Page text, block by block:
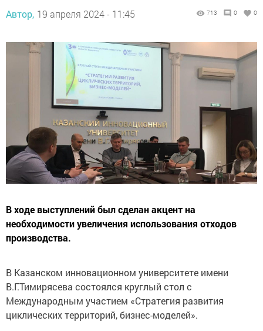
Автор, 19 апреля 2024 - 11:45 713 0 0
В ходе выступлений был сделан акцент на
необходимости увеличения использования отходов
производства.
В Казанском инновационном университете имени
В.Г.Тимирясева состоялся круглый стол с
Международным участием «Стратегия развития
циклических территорий, бизнес-моделей».